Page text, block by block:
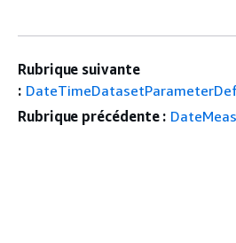
Rubrique suivante
:
Rubrique précédente :